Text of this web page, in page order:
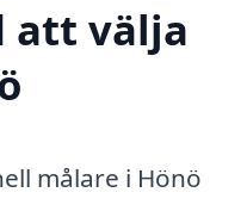
att välja
målare i Hönö